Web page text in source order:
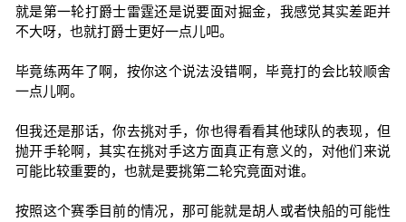
就是第一轮打爵士雷霆还是说要面对掘金，我感觉其实差距并
不大呀，也就打爵士更好一点儿吧。
毕竟练两年了啊，按你这个说法没错啊，毕竟打的会比较顺舍
一点儿啊。
但我还是那话，你去挑对手，你也得看看其他球队的表现，但
抛开手轮啊，其实在挑对手这方面真正有意义的，对他们来说
可能比较重要的，也就是要挑第二轮究竟面对谁。
按照这个赛季目前的情况，那可能就是胡人或者快船的可能性